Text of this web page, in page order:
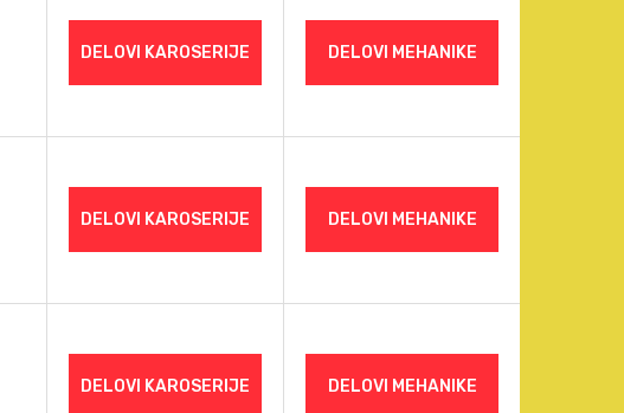
DELOVI KAROSERIJE DELOVI MEHANIKE
DELOVI KAROSERIJE DELOVI MEHANIKE
DELOVI KAROSERIJE DELOVI MEHANIKE